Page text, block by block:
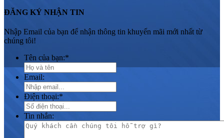
ĐĂNG KÝ NHẬN TIN
Nhập Email của bạn để nhận thông tin khuyến mãi mới nhất từ
chúng tôi!
Tên của bạn:*
Email:
Điện thoại:*
Tin nhắn: